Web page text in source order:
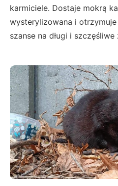
karmiciele. Dostaje mokrą
wysterylizowana i
szanse na długi i szczęśliwe